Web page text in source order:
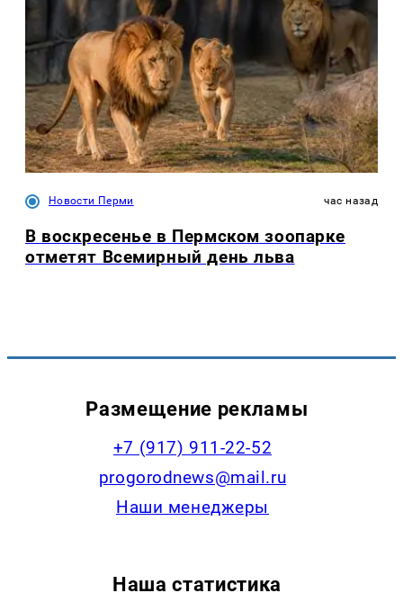
Новости Перми час назад
В воскресенье в Пермском зоопарке
отметят Всемирный день льва
Размещение рекламы
+7 (917) 911-22-52
progorodnews@mail.ru
Наши менеджеры
Наша статистика